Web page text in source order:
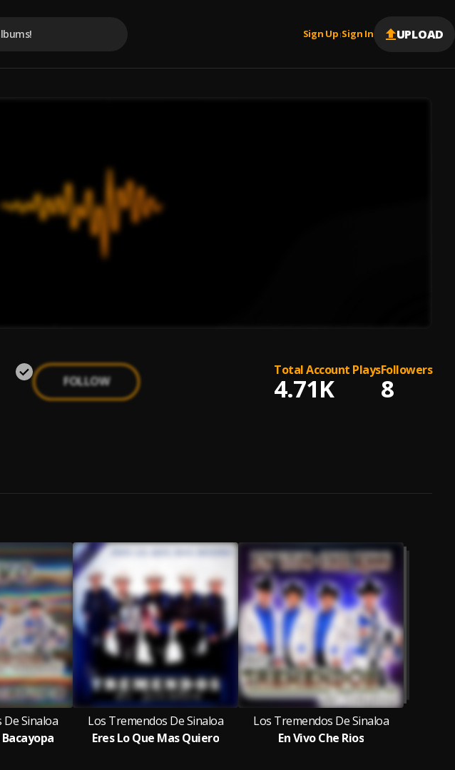
Sign Up |Sign In UPLOAD
FOLLOW
Total Account Plays
4.71K
Followers
8
Sinaloa
Bacayopa
Los Tremendos De Sinaloa
Eres Lo Que Mas Quiero
Los Tremendos De Sinaloa
En Vivo Che Rios